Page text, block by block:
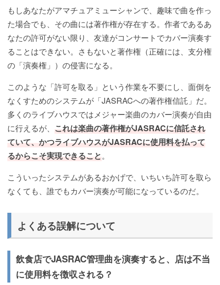
もしあなたがアマチュアミューシャンで、趣味で曲を作っ
た場合でも、その曲には著作権が存在する。作者であるあ
なたの許可がない限り、友達がコンサートでカバー演奏す
ることはできない。さもないと著作権（正確には、支分権
の「演奏権」）の侵害になる。
このような「許可を取る」という作業を不要にし、面倒を
なくすためのシステムが「JASRACへの著作権信託」だ。
多くのライブハウスではメジャー楽曲のカバー演奏が自由
に行えるが、 これは楽曲の著作権がJASRACに信託され
ていて、かつライブハウスがJASRACに使用料を払って
るからこそ実現できること。
こういったシステムがあるおかげで、いちいち許可を取ら
なくても、誰でもカバー演奏が可能になっているのだ。
よくある誤解について
飲食店でJASRAC管理曲を演奏すると、店は不当
に使用料を徴収される？